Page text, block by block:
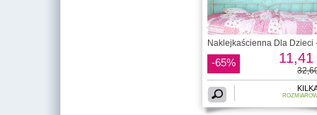
Naklejkaścienna Dla Dzieci
-65% 11,41